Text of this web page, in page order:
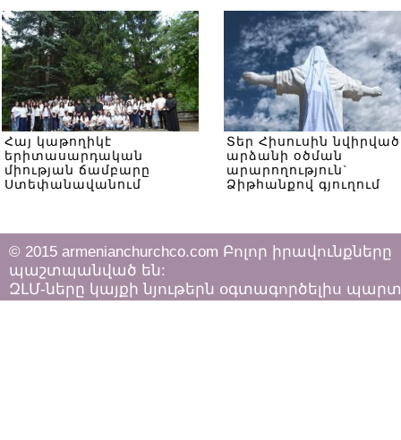
Հայ կաթողիկէ
երիտասարդական
միության ճամբարը
Ստեփանավանում
Տեր Հիսուսին նվիրված
արձանի օծման
արարողություն`
Ձիթհանքով գյուղում
© 2015 armenianchurchco.com Բոլոր իրավունքները
պաշտպանված են:
ԶԼՄ-ները կայքի նյութերն օգտագործելիս